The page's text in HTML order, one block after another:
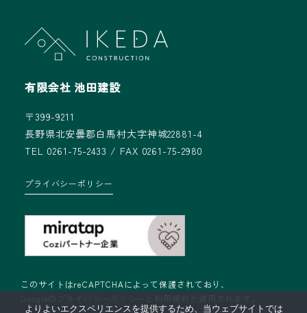
有限会社 池田建設
〒399-9211
長野県北安曇郡白馬村大字神城22881-4
TEL 0261-75-2433 / FAX 0261-75-2980
プライバシーポリシー
このサイトはreCAPTCHAによって保護されており、
プライバシーポリシー 利用規約 が適用されます。
よりよいエクスペリエンスを提供するため、当ウェブサイトでは